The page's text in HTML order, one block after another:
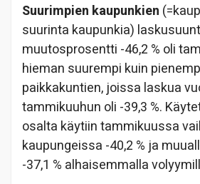
Suurimpien kaupunkien
suurinta kaupunkia)
muutosprosentti -46,2 % oli
hieman suurempi kuin
paikkakuntien, joissa laskua
tammikuuhun oli -39,3 %.
osalta käytiin tammikuussa
kaupungeissa -40,2 % ja
-37,1 % alhaisemmalla